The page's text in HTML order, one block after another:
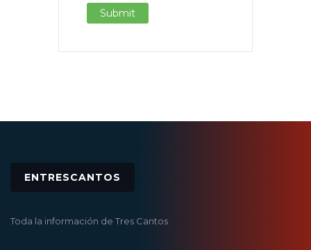
ENTRESCANTOS
Toda la información de Tres Cantos